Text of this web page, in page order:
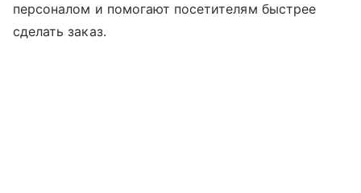
персоналом и помогают посетителям быстрее
сделать заказ.